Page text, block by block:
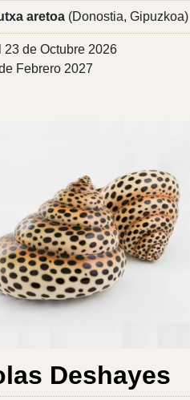
aretoa (Donostia, Gipuzkoa)
23 de Octubre 2026
Febrero 2027
Deshayes